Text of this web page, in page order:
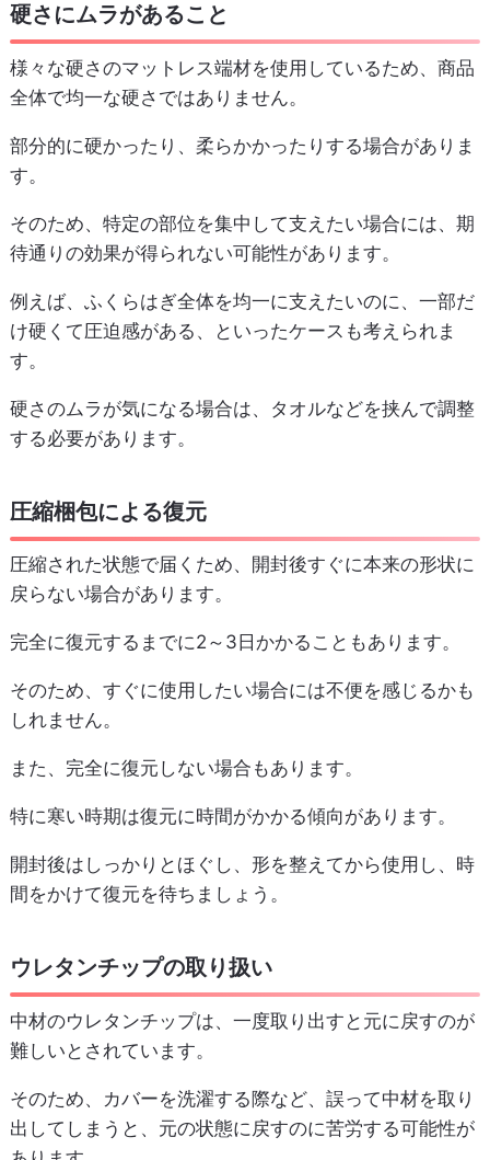
硬さにムラがあること
様々な硬さのマットレス端材を使用しているため、商品
全体で均一な硬さではありません。
部分的に硬かったり、柔らかかったりする場合がありま
す。
そのため、特定の部位を集中して支えたい場合には、期
待通りの効果が得られない可能性があります。
例えば、ふくらはぎ全体を均一に支えたいのに、一部だ
け硬くて圧迫感がある、といったケースも考えられま
す。
硬さのムラが気になる場合は、タオルなどを挟んで調整
する必要があります。
圧縮梱包による復元
圧縮された状態で届くため、開封後すぐに本来の形状に
戻らない場合があります。
完全に復元するまでに2～3日かかることもあります。
そのため、すぐに使用したい場合には不便を感じるかも
しれません。
また、完全に復元しない場合もあります。
特に寒い時期は復元に時間がかかる傾向があります。
開封後はしっかりとほぐし、形を整えてから使用し、時
間をかけて復元を待ちましょう。
ウレタンチップの取り扱い
中材のウレタンチップは、一度取り出すと元に戻すのが
難しいとされています。
そのため、カバーを洗濯する際など、誤って中材を取り
出してしまうと、元の状態に戻すのに苦労する可能性が